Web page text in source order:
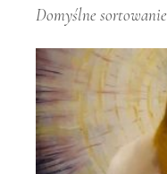
Domyślne sortowanie